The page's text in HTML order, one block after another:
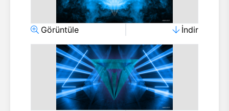
Görüntüle İndir